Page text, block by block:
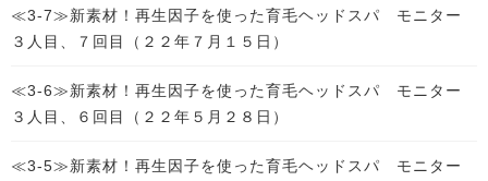
≪3-7≫新素材！再生因子を使った育毛ヘッドスパ モニター
３人目、７回目（２２年７月１５日）
≪3-6≫新素材！再生因子を使った育毛ヘッドスパ モニター
３人目、６回目（２２年５月２８日）
≪3-5≫新素材！再生因子を使った育毛ヘッドスパ モニター